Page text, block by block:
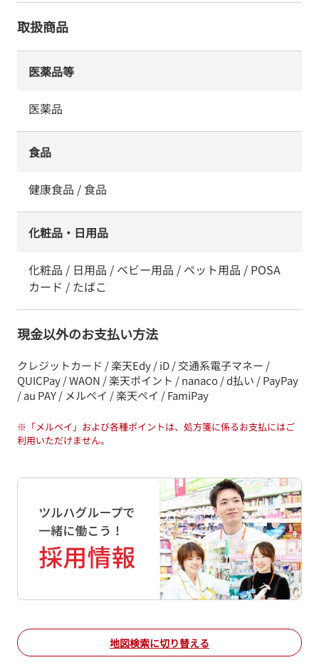
取扱商品
医薬品等
医薬品
食品
健康食品 / 食品
化粧品・日用品
化粧品 / 日用品 / ベビー用品 / ペット用品 / POSA
カード / たばこ
現金以外のお支払い方法
クレジットカード / 楽天Edy / iD / 交通系電子マネー /
QUICPay / WAON / 楽天ポイント / nanaco / d払い / PayPay
/ au PAY / メルペイ / 楽天ペイ / FamiPay
※ 「メルペイ」および各種ポイントは、処方箋に係るお支払にはご
利用いただけません。
地図検索に切り替える